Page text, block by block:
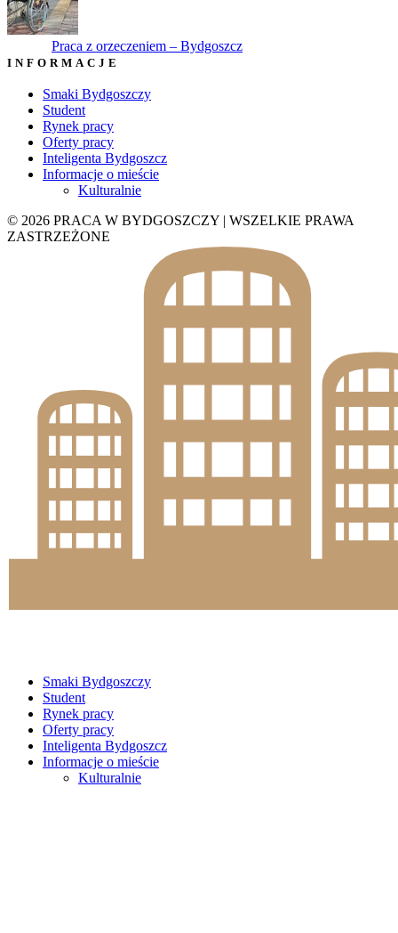
Praca z orzeczeniem – Bydgoszcz
INFORMACJE
Smaki Bydgoszczy
Student
Rynek pracy
Oferty pracy
Inteligenta Bydgoszcz
Informacje o mieście
Kulturalnie
© 2026 PRACA W BYDGOSZCZY | WSZELKIE PRAWA
ZASTRZEŻONE
Smaki Bydgoszczy
Student
Rynek pracy
Oferty pracy
Inteligenta Bydgoszcz
Informacje o mieście
Kulturalnie